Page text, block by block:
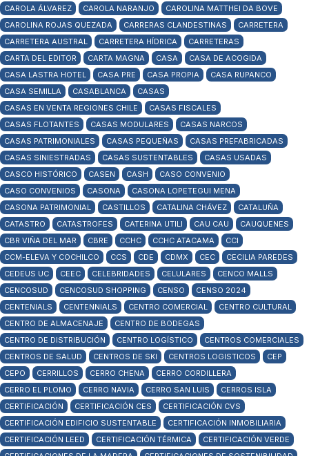
CAROLA ÁLVAREZ
CAROLA NARANJO
CAROLINA MATTHEI DA BOVE
CAROLINA ROJAS QUEZADA
CARRERAS CLANDESTINAS
CARRETERA
CARRETERA AUSTRAL
CARRETERA HÍDRICA
CARRETERAS
CARTA DEL EDITOR
CARTA MAGNA CASA
CASA DE ACOGIDA
CASA LASTRA HOTEL
CASA PRE CASA PROPIA
CASA RUPANCO
CASA SEMILLA
CASABLANCA
CASAS
CASAS EN VENTA REGIONES CHILE
CASAS FISCALES
CASAS FLOTANTES
CASAS MODULARES
CASAS NARCOS
CASAS PATRIMONIALES
CASAS PEQUEÑAS
CASAS PREFABRICADAS
CASAS SINIESTRADAS
CASAS SUSTENTABLES
CASAS USADAS
CASCO HISTÓRICO
CASEN CASH
CASO CONVENIO
CASO CONVENIOS
CASONA
CASONA LOPETEGUI MENA
CASONA PATRIMONIAL
CASTILLOS CATALINA CHÁVEZ
CATALUÑA
CATASTRO
CATASTROFES CATERINA UTILI CAU CAU
CAUQUENES
CBR VIÑA DEL MAR
CBRE CCHC CCHC ATACAMA
CCI
CCM-ELEVA Y COCHILCO
CCS CDE CDMX CEC
CECILIA PAREDES
CEDEUS UC
CEEC CELEBRIDADES CELULARES
CENCO MALLS
CENCOSUD
CENCOSUD SHOPPING CENSO
CENSO 2024
CENTENIALS
CENTENNIALS CENTRO COMERCIAL
CENTRO CULTURAL
CENTRO DE ALMACENAJE
CENTRO DE BODEGAS
CENTRO DE DISTRIBUCIÓN
CENTRO LOGÍSTICO
CENTROS COMERCIALES
CENTROS DE SALUD
CENTROS DE SKI CENTROS LOGISTICOS
CEP
CEPO
CERRILLOS CERRO CHENA
CERRO CORDILLERA
CERRO EL PLOMO
CERRO NAVIA CERRO SAN LUIS
CERROS ISLA
CERTIFICACIÓN
CERTIFICACIÓN CES
CERTIFICACIÓN CVS
CERTIFICACIÓN EDIFICIO SUSTENTABLE
CERTIFICACIÓN INMOBILIARIA
CERTIFICACIÓN LEED
CERTIFICACIÓN TÉRMICA
CERTIFICACIÓN VERDE